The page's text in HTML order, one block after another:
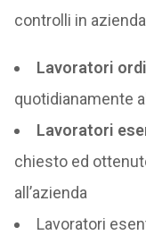
controlli in
Lavoratori
quotidianamente
Lavoratori
chiesto ed
all’azienda
Lavoratori